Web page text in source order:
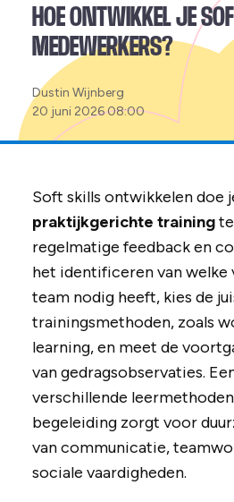
HOE ONTWIKKEL JE
MEDEWERKERS?
Posted
by:
Dustin Wijnberg
20 juni 2026 08:00
Soft skills ontwikkelen doe
praktijkgerichte trainingte
regelmatige feedback en
het identificeren van welke
team nodig heeft, kies de
trainingsmethoden, zoals
learning, en meet de
van gedragsobservaties.
verschillende
begeleiding zorgt voor
van communicatie,
sociale vaardigheden.